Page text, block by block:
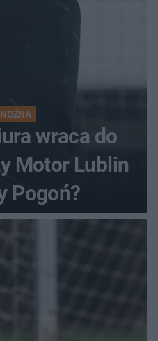
wraca do
Motor Lublin
Pogoń?